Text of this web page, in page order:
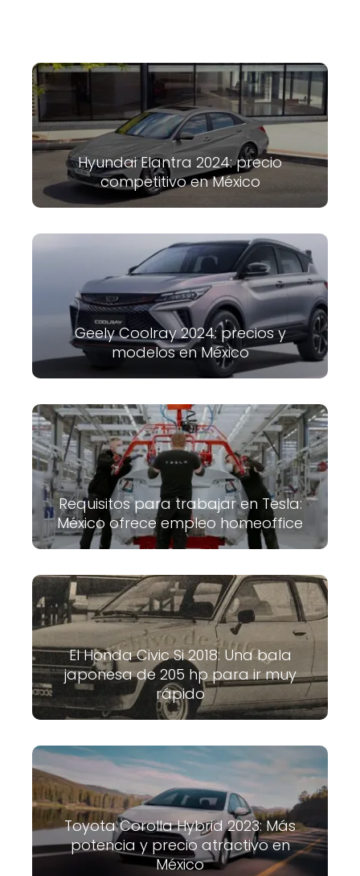
Hyundai Elantra 2024: precio
competitivo en México
Geely Coolray 2024: precios y
modelos en México
Requisitos para trabajar en Tesla:
México ofrece empleo homeoffice
El Honda Civic Si 2018: Una bala
japonesa de 205 hp para ir muy
rápido
Toyota Corolla Hybrid 2023: Más
potencia y precio atractivo en
México